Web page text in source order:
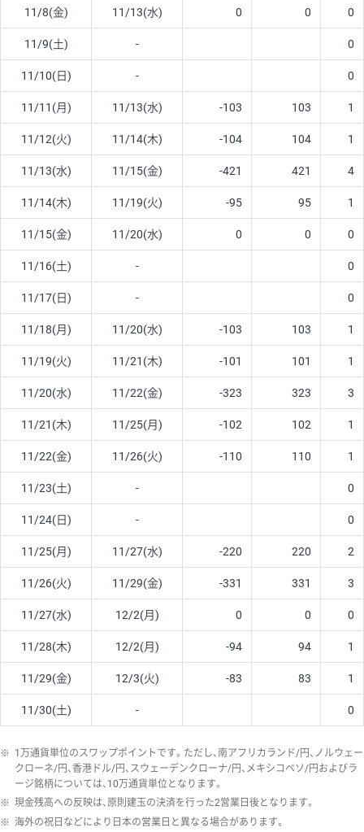
11/8(金) 11/13(水) 0 0 0
11/9(土) - 0
11/10(日) - 0
11/11(月) 11/13(水) -103 103 1
11/12(火) 11/14(木) -104 104 1
11/13(水) 11/15(金) -421 421 4
11/14(木) 11/19(火) -95 95 1
11/15(金) 11/20(水) 0 0 0
11/16(土) - 0
11/17(日) - 0
11/18(月) 11/20(水) -103 103 1
11/19(火) 11/21(木) -101 101 1
11/20(水) 11/22(金) -323 323 3
11/21(木) 11/25(月) -102 102 1
11/22(金) 11/26(火) -110 110 1
11/23(土) - 0
11/24(日) - 0
11/25(月) 11/27(水) -220 220 2
11/26(火) 11/29(金) -331 331 3
11/27(水) 12/2(月) 0 0 0
11/28(木) 12/2(月) -94 94 1
11/29(金) 12/3(火) -83 83 1
11/30(土) - 0
※ 1万通貨単位のスワップポイントです。ただし、南アフリカランド/円、ノルウェー
クローネ/円、香港ドル/円、スウェーデンクローナ/円、メキシコペソ/円およびラ
ージ銘柄については、10万通貨単位となります。
※ 現金残高への反映は、原則建玉の決済を行った2営業日後となります。
※ 海外の祝日などにより日本の営業日と異なる場合があります。